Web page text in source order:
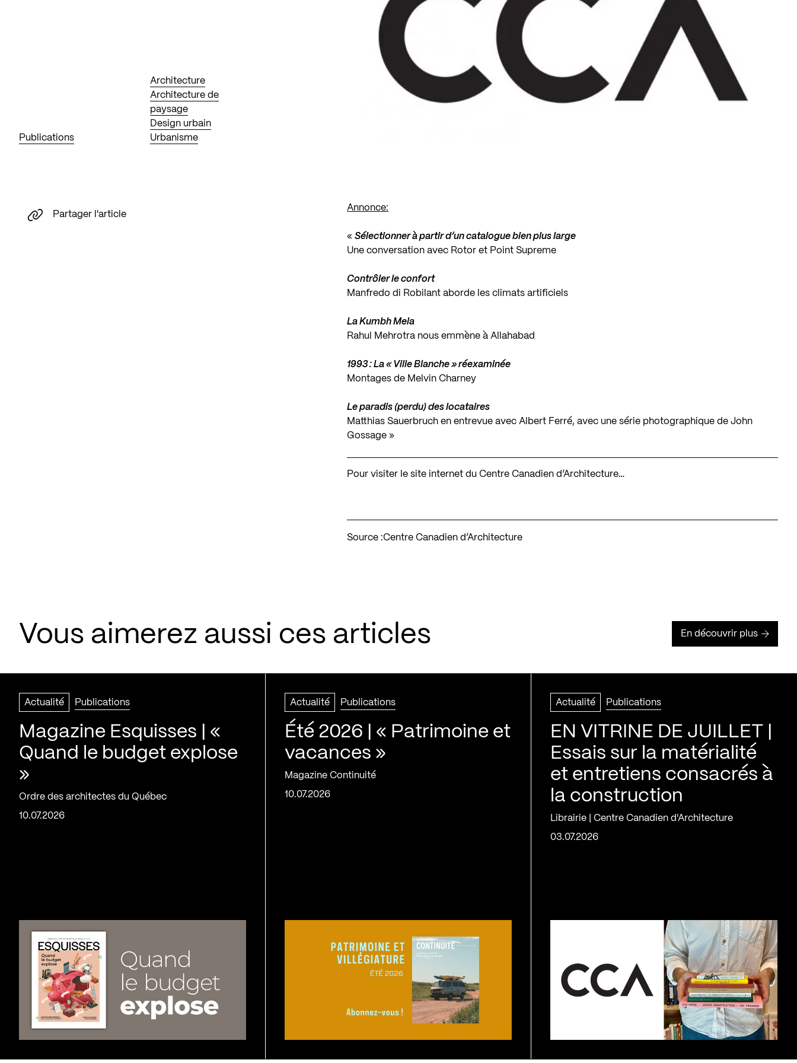
Publications
Architecture
Architecture de
paysage
Design urbain
Urbanisme
Annonce:
«Sélectionner à partir d’un catalogue bien plus large
Une conversation avec Rotor et Point Supreme
Contrôler le confort
Manfredo di Robilant aborde les climats artificiels
La Kumbh Mela
Rahul Mehrotra nous emmène à Allahabad
1993 : La « Ville Blanche » réexaminée
Montages de Melvin Charney
Le paradis (perdu) des locataires
Matthias Sauerbruch en entrevue avec Albert Ferré, avec une série photographique de John
Gossage »
Pour visiter le site internet du Centre Canadien d’Architecture…
Source :Centre Canadien d’Architecture
Partager l'article
Vous aimerez aussi ces articles En découvrir plus
Actualité Publications
Magazine Esquisses | «
Quand le budget explose
»
Ordre des architectes du Québec
10.07.2026
Actualité Publications
Été 2026 | « Patrimoine et
vacances »
Magazine Continuité
10.07.2026
Actualité Publications
EN VITRINE DE JUILLET |
Essais sur la matérialité
et entretiens consacrés à
la construction
Librairie | Centre Canadien d'Architecture
03.07.2026